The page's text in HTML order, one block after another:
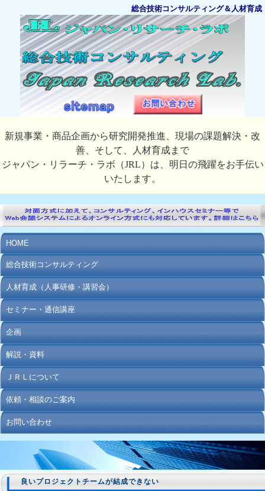
総合技術コンサルティング＆人材育成
新規事業・商品企画から研究開発推進、現場の課題解決・改
善、そして、人材育成まで
ジャパン・リラーチ・ラボ（JRL）は、明日の飛躍をお手伝い
いたします。
HOME
総合技術コンサルティング
人材育成（人事研修・講習会）
セミナー・通信講座
企画
解説・資料
ＪＲＬについて
依頼・相談のご案内
お問い合わせ
良いプロジェクトチームが結成できない